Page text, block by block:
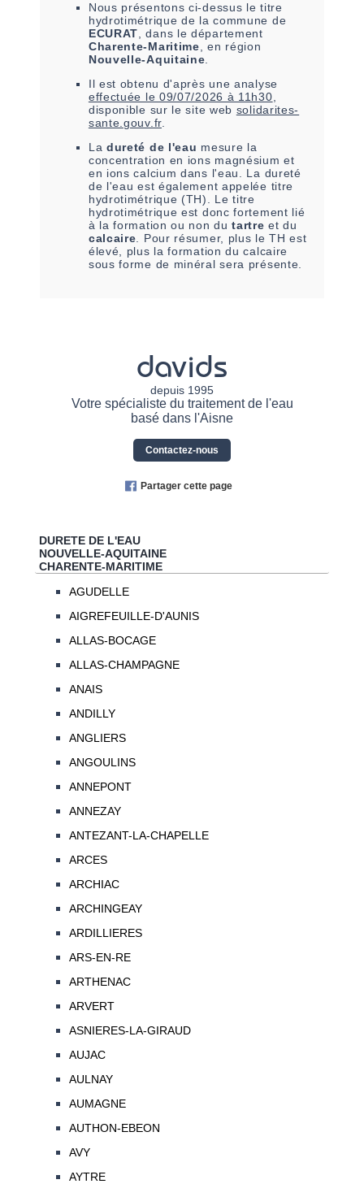
Nous présentons ci-dessus le titre
hydrotimétrique de la commune de
ECURAT , dans le département
Charente-Maritime , en région
Nouvelle-Aquitaine
Il est obtenu d'après une analyse
effectuée le 09/07/2026 à 11h30
disponible sur le site web solidarites-
sante.gouv.fr.
La dureté de l'eau mesure la
concentration en ions magnésium et
en ions calcium dans l'eau. La dureté
de l'eau est également appelée titre
hydrotimétrique (TH). Le titre
hydrotimétrique est donc fortement lié
à la formation ou non dutartre et du
calcaire . Pour résumer, plus le TH est
élevé, plus la formation du calcaire
sous forme de minéral sera présente.
davids
depuis 1995
Votre spécialiste du traitement de l'eau
basé dans l'Aisne
Contactez-nous
Partager cette page
DURETE DE L'EAU
NOUVELLE-AQUITAINE
CHARENTE-MARITIME
AGUDELLE
AIGREFEUILLE-D'AUNIS
ALLAS-BOCAGE
ALLAS-CHAMPAGNE
ANAIS
ANDILLY
ANGLIERS
ANGOULINS
ANNEPONT
ANNEZAY
ANTEZANT-LA-CHAPELLE
ARCES
ARCHIAC
ARCHINGEAY
ARDILLIERES
ARS-EN-RE
ARTHENAC
ARVERT
ASNIERES-LA-GIRAUD
AUJAC
AULNAY
AUMAGNE
AUTHON-EBEON
AVY
AYTRE